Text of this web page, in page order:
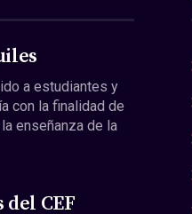
a estudiantes y
con la finalidad de
enseñanza de la
del CEF